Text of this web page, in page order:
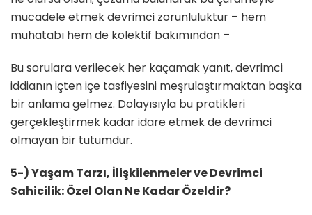
mücadele etmek devrimci zorunluluktur – hem
muhatabı hem de kolektif bakımından –
Bu sorulara verilecek her kaçamak yanıt, devrimci
iddianın içten içe tasfiyesini meşrulaştırmaktan başka
bir anlama gelmez. Dolayısıyla bu pratikleri
gerçekleştirmek kadar idare etmek de devrimci
olmayan bir tutumdur.
5-) Yaşam Tarzı, İlişkilenmeler ve Devrimci
Sahicilik: Özel Olan Ne Kadar Özeldir?